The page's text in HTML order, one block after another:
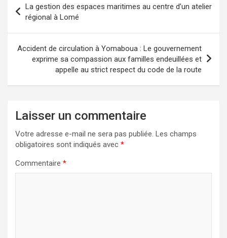
de
l’article
La gestion des espaces maritimes au centre d’un atelier
régional à Lomé
Accident de circulation à Yomaboua : Le gouvernement
exprime sa compassion aux familles endeuillées et
appelle au strict respect du code de la route
Laisser un commentaire
Votre adresse e-mail ne sera pas publiée. Les champs
obligatoires sont indiqués avec *
Commentaire *